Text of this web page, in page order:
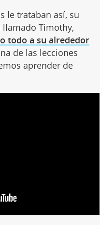
le trataban así, su
Timothy,
todo a su alrededor
de las lecciones
aprender de